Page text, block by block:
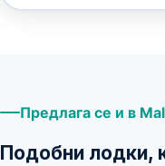
Предлага се и в
Подобни лодки,